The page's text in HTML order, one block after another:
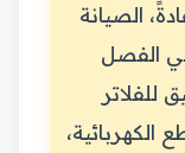
الصيانة
الفصل
للفلاتر